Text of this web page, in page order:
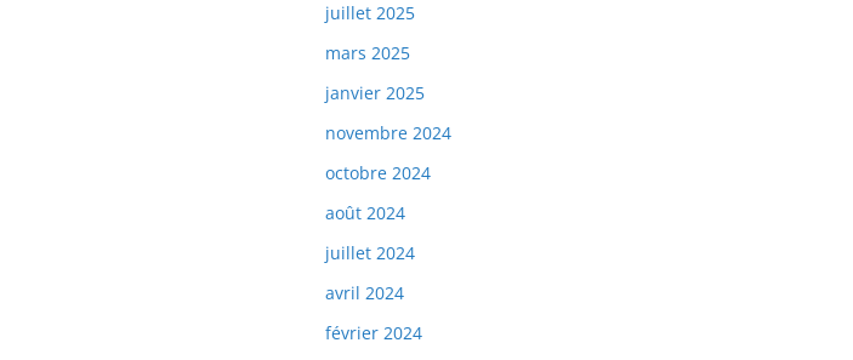
juillet 2025
mars 2025
janvier 2025
novembre 2024
octobre 2024
août 2024
juillet 2024
avril 2024
février 2024